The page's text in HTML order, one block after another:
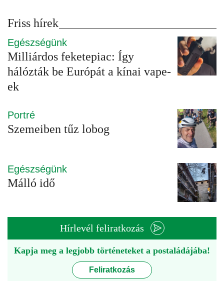
Friss hírek
Egészségünk
Milliárdos feketepiac: Így
hálózták be Európát a kínai vape-
ek
Portré
Szemeiben tűz lobog
Egészségünk
Málló idő
Hírlevél feliratkozás
Kapja meg a legjobb történeteket a postaládájába!
Feliratkozás